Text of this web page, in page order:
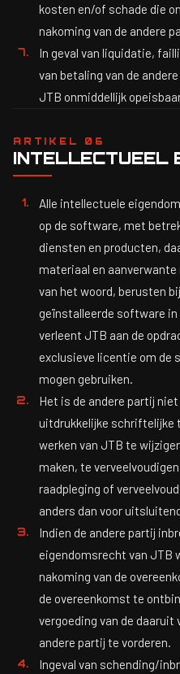
kosten en/of schade die
nakoming van de andere
In geval van liquidatie,
van betaling van de
JTB onmiddellijk
ARTIKEL 06
INTELLECTUEEL
Alle intellectuele
op de software, met
diensten en producten,
materiaal en
van het woord, berusten
geïnstalleerde software
verleent JTB aan de
exclusieve licentie om de
mogen gebruiken.
Het is de andere partij
uitdrukkelijke schriftelijke
werken van JTB te
maken, te
raadpleging of
anders dan voor
Indien de andere partij
eigendomsrecht van JTB
nakoming van de
de overeenkomst te
vergoeding van de daaruit
andere partij te vorderen.
Ingeval van schending/